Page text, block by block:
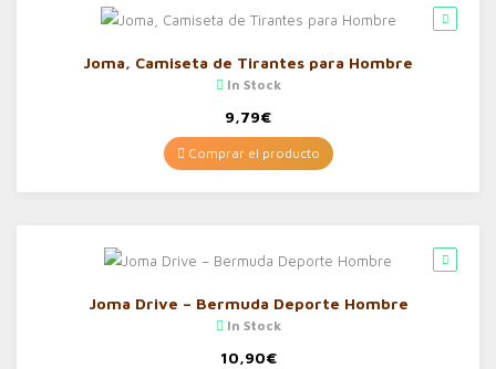
Joma, Camiseta de Tirantes para Hombre
In Stock
9,79€
Comprar el producto
Joma Drive – Bermuda Deporte Hombre
In Stock
10,90€